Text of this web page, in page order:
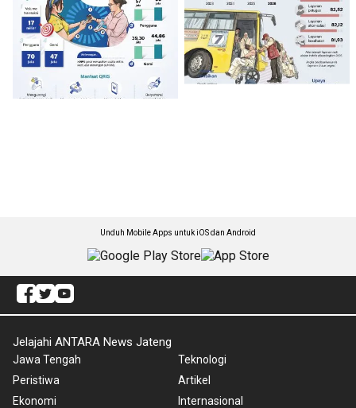
Unduh Mobile Apps untuk iOS dan Android
Jelajahi ANTARA News Jateng
Jawa Tengah
Peristiwa
Ekonomi
Teknologi
Artikel
Internasional